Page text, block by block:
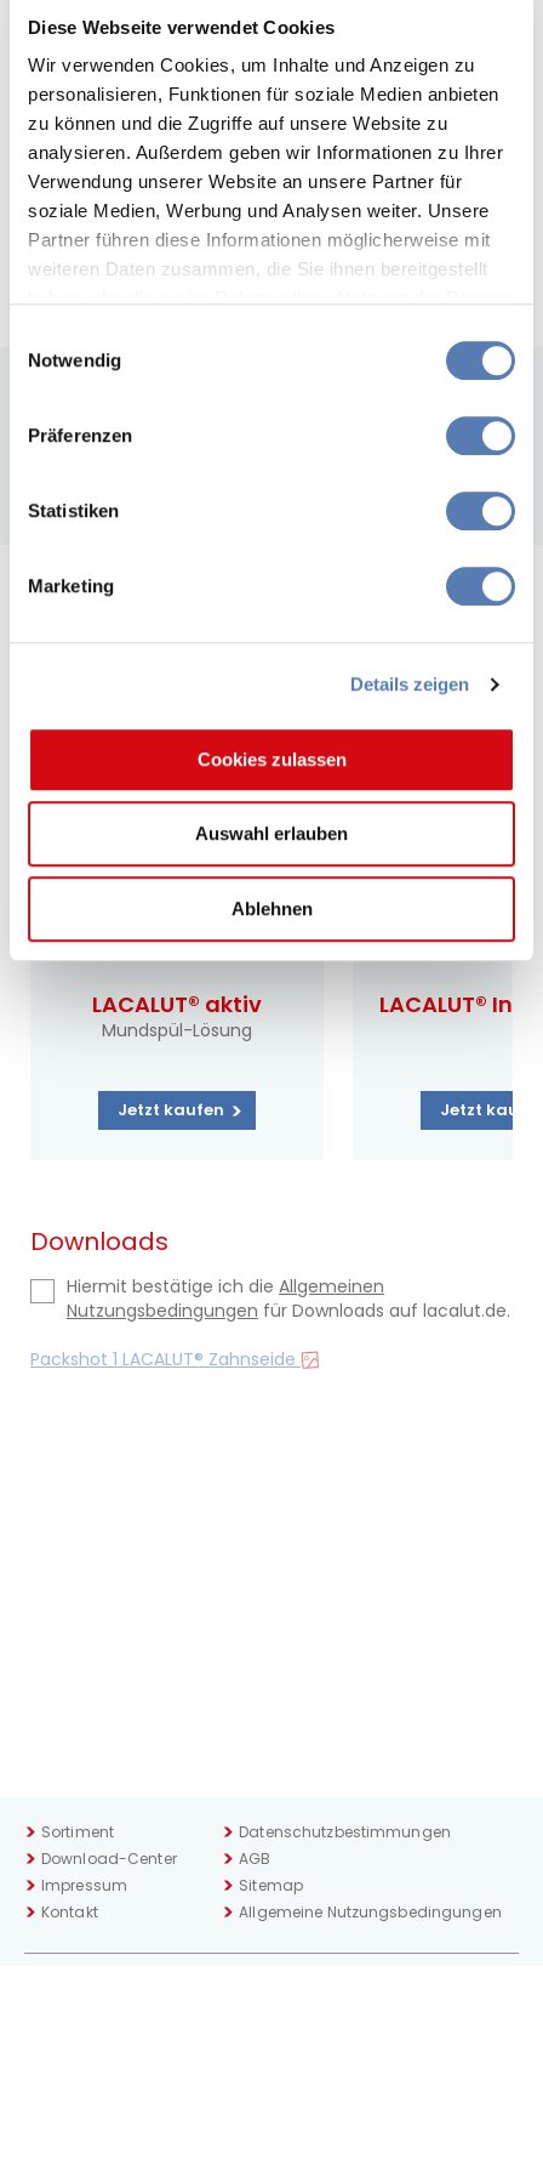
Diese Webseite verwendet Cookies
Wir verwenden Cookies, um Inhalte und Anzeigen zu
personalisieren, Funktionen für soziale Medien anbieten
zu können und die Zugriffe auf unsere Website zu
analysieren. Außerdem geben wir Informationen zu Ihrer
Verwendung unserer Website an unsere Partner für
soziale Medien, Werbung und Analysen weiter. Unsere
Partner führen diese Informationen möglicherweise mit
weiteren Daten zusammen, die Sie ihnen bereitgestellt
Cookies, wenn Sie unsere Webseite weiterhin nutzen.
Notwendig
Präferenzen
Statistiken
Marketing
Details zeigen
Cookies zulassen
Auswahl erlauben
Ablehnen
Lacalut Zahnseide aus gewachstem, reissfestem Nylon
Minzgeschmack. In praktisch-kleiner Designbox.
Anwendung: Ca. 40 cm Zahnseide abtrennen, um
beide Mittelfi nger wickeln und so zwischen Daumen und
Zeigefi nger nehmen, dass ein 3-5 cm langes Stuck
zwischen beiden Handen verbleibt. Durch sanfte Hin-
und Herbewegungen in den Zahnzwischenraum
einfuhren und so Nahrungsreste und Plaque beseitigen.
Ohne Druck arbeiten.
Vertriebseinheiten:
Weitere Produkte von LACALUT®
LACALUT® aktiv
Mundspül-Lösung
Jetzt kaufen
LACALUT®
Jetzt
Downloads
Hiermit bestätige ich die Allgemeinen
Nutzungsbedingungen für Downloads auf lacalut.de.
Packshot 1 LACALUT® Zahnseide
Sortiment
Download-Center
Impressum
Kontakt
Datenschutzbestimmungen
AGB
Sitemap
Allgemeine Nutzungsbedingungen